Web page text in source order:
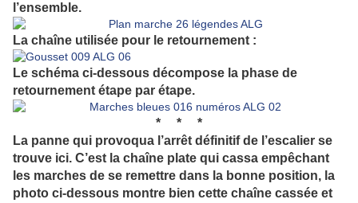
l’ensemble.
La chaîne utilisée pour le retournement :
Le schéma ci-dessous décompose la phase de
retournement étape par étape.
* * *
La panne qui provoqua l’arrêt définitif de l’escalier se
trouve ici. C’est la chaîne plate qui cassa empêchant
les marches de se remettre dans la bonne position, la
photo ci-dessous montre bien cette chaîne cassée et